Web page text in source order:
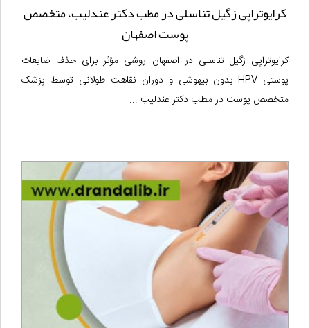
کرایوتراپی زگیل تناسلی در مطب دکتر عندلیب، متخصص
پوست اصفهان
کرایوتراپی زگیل تناسلی در اصفهان روشی مؤثر برای حذف ضایعات
پوستی HPV بدون بیهوشی و دوران نقاهت طولانی توسط پزشک
متخصص پوست در مطب دکتر عندلیب ...